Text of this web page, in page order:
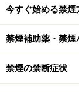
なのです。
※記事内容は執筆
い。
※当サイトにおけ
断・治療行為では
切な医療機関で
個人の見解によ
今すぐ始める禁
禁煙補助薬・禁
禁煙の禁断症状